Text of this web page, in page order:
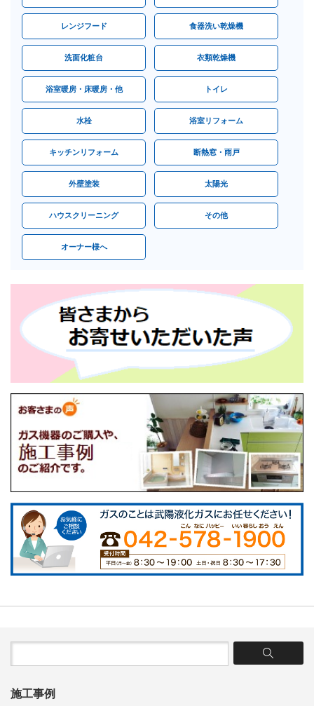
レンジフード 食器洗い乾燥機
洗面化粧台 衣類乾燥機
浴室暖房・床暖房・他 トイレ
水栓 浴室リフォーム
キッチンリフォーム 断熱窓・雨戸
外壁塗装 太陽光
ハウスクリーニング その他
オーナー様へ
施工事例